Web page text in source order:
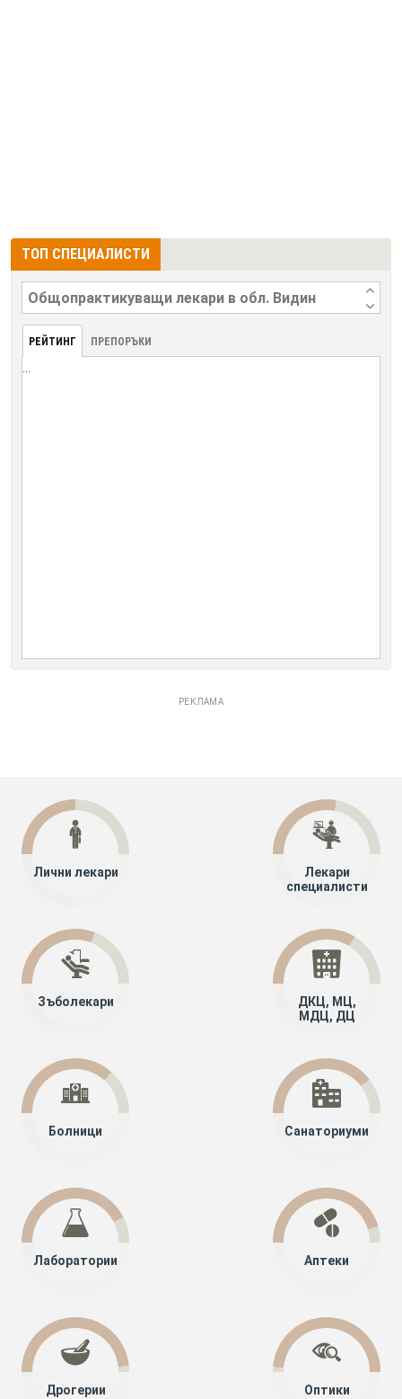
ТОП СПЕЦИАЛИСТИ
РЕЙТИНГ ПРЕПОРЪКИ
...
РЕКЛАМА
Лични лекари
Лекари
специалисти
Зъболекари
ДКЦ, МЦ,
МДЦ, ДЦ
Болници Санаториуми
Лаборатории Аптеки
Дрогерии Оптики